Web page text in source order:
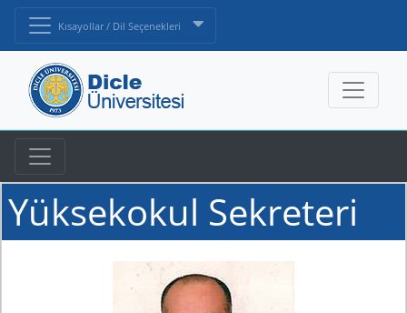
Kısayollar / Dil Seçenekleri
Yüksekokul Sekreteri